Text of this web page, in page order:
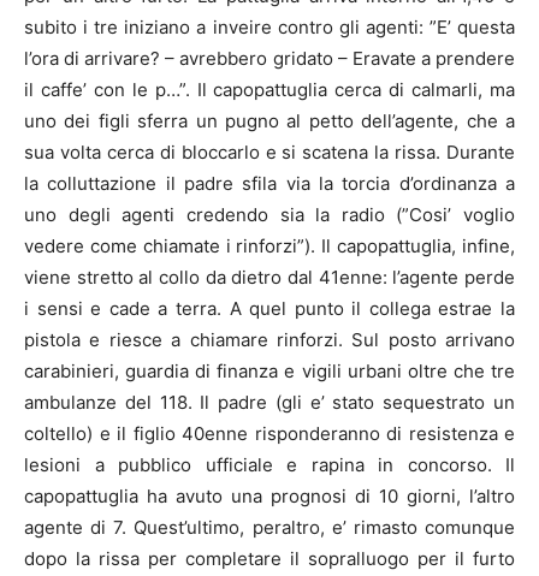
subito i tre iniziano a inveire contro gli agenti: ”E’ questa
l’ora di arrivare? – avrebbero gridato – Eravate a prendere
il caffe’ con le p…”. Il capopattuglia cerca di calmarli, ma
uno dei figli sferra un pugno al petto dell’agente, che a
sua volta cerca di bloccarlo e si scatena la rissa. Durante
la colluttazione il padre sfila via la torcia d’ordinanza a
uno degli agenti credendo sia la radio (”Cosi’ voglio
vedere come chiamate i rinforzi”). Il capopattuglia, infine,
viene stretto al collo da dietro dal 41enne: l’agente perde
i sensi e cade a terra. A quel punto il collega estrae la
pistola e riesce a chiamare rinforzi. Sul posto arrivano
carabinieri, guardia di finanza e vigili urbani oltre che tre
ambulanze del 118. Il padre (gli e’ stato sequestrato un
coltello) e il figlio 40enne risponderanno di resistenza e
lesioni a pubblico ufficiale e rapina in concorso. Il
capopattuglia ha avuto una prognosi di 10 giorni, l’altro
agente di 7. Quest’ultimo, peraltro, e’ rimasto comunque
dopo la rissa per completare il sopralluogo per il furto